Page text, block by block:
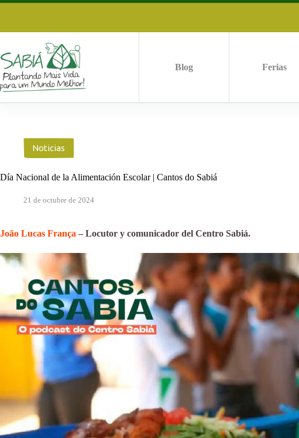
Saltar
Blog Ferias
Noticias
Día Nacional de la Alimentación Escolar | Cantos do Sabiá
21 de octubre de 2024
João Lucas França – Locutor y comunicador del Centro Sabiá.